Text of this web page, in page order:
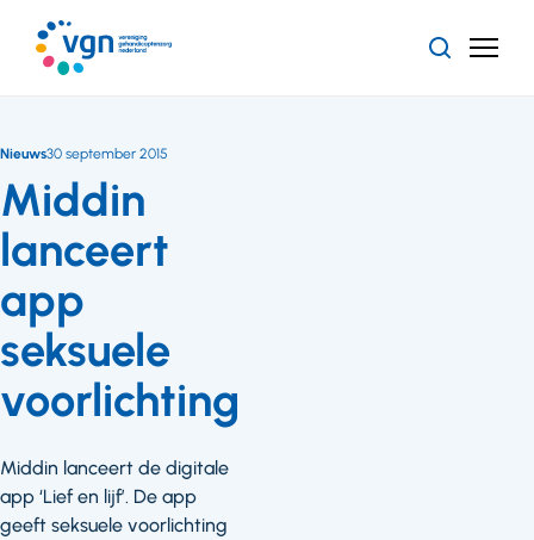
naar
hoofdinhoud
ZoekenMenu
Middin
lanceert
app
seksuele
voorlichting
Nieuws30 september 2015
Middin lanceert de digitale
app ‘Lief en lijf’. De app
geeft seksuele voorlichting